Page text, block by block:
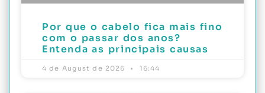
Por que o cabelo fica mais fino
com o passar dos anos?
Entenda as principais causas
4 de August de 2026 16:44